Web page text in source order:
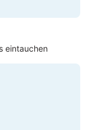
eintauchen